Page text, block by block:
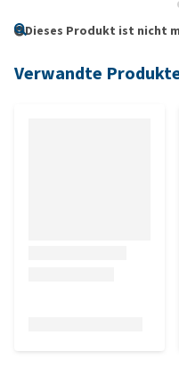
Dieses Produkt ist nicht
Verwandte